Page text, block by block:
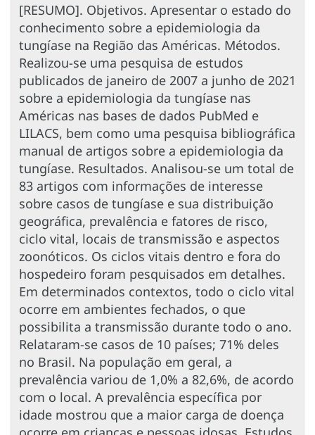
[RESUMO]. Objetivos. Apresentar o estado do
conhecimento sobre a epidemiologia da
tungíase na Região das Américas. Métodos.
Realizou-se uma pesquisa de estudos
publicados de janeiro de 2007 a junho de 2021
sobre a epidemiologia da tungíase nas
Américas nas bases de dados PubMed e
LILACS, bem como uma pesquisa bibliográfica
manual de artigos sobre a epidemiologia da
tungíase. Resultados. Analisou-se um total de
83 artigos com informações de interesse
sobre casos de tungíase e sua distribuição
geográfica, prevalência e fatores de risco,
ciclo vital, locais de transmissão e aspectos
zoonóticos. Os ciclos vitais dentro e fora do
hospedeiro foram pesquisados em detalhes.
Em determinados contextos, todo o ciclo vital
ocorre em ambientes fechados, o que
possibilita a transmissão durante todo o ano.
Relataram-se casos de 10 países; 71% deles
no Brasil. Na população em geral, a
prevalência variou de 1,0% a 82,6%, de acordo
com o local. A prevalência específica por
idade mostrou que a maior carga de doença